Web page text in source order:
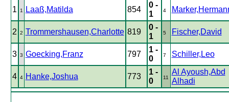
1 1 Laaß,Matilda 854
0 -
1
4
2 2 Trommershausen,Charlotte 819
0 -
1
5 Fischer,David
3 3 Goecking,Franz 797
1 -
0
7 Schiller,Leo
4 4 Hanke,Joshua 773
1 -
0
11
Al Ayoush,Abd
Alhadi